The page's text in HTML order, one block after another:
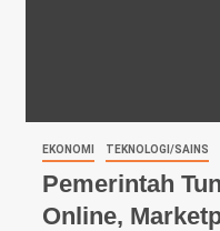
EKONOMI TEKNOLOGI/SAINS
Pemerintah
Online,